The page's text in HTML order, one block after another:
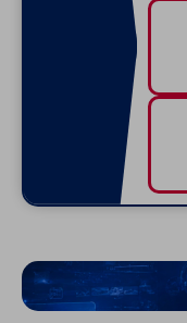
会社案内パンフレット
ニュースルームTOP
地域からの発表
重要なお知らせ